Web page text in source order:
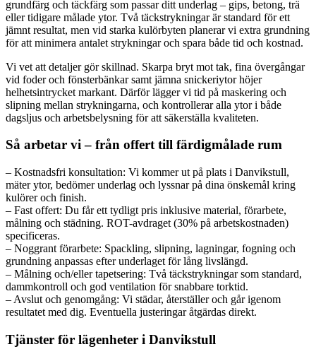
grundfärg och täckfärg som passar ditt underlag – gips, betong, trä
eller tidigare målade ytor. Två täckstrykningar är standard för ett
jämnt resultat, men vid starka kulörbyten planerar vi extra grundning
för att minimera antalet strykningar och spara både tid och kostnad.
Vi vet att detaljer gör skillnad. Skarpa bryt mot tak, fina övergångar
vid foder och fönsterbänkar samt jämna snickeriytor höjer
helhetsintrycket markant. Därför lägger vi tid på maskering och
slipning mellan strykningarna, och kontrollerar alla ytor i både
dagsljus och arbetsbelysning för att säkerställa kvaliteten.
Så arbetar vi – från offert till färdigmålade rum
– Kostnadsfri konsultation: Vi kommer ut på plats i Danvikstull,
mäter ytor, bedömer underlag och lyssnar på dina önskemål kring
kulörer och finish.
– Fast offert: Du får ett tydligt pris inklusive material, förarbete,
målning och städning. ROT-avdraget (30% på arbetskostnaden)
specificeras.
– Noggrant förarbete: Spackling, slipning, lagningar, fogning och
grundning anpassas efter underlaget för lång livslängd.
– Målning och/eller tapetsering: Två täckstrykningar som standard,
dammkontroll och god ventilation för snabbare torktid.
– Avslut och genomgång: Vi städar, återställer och går igenom
resultatet med dig. Eventuella justeringar åtgärdas direkt.
Tjänster för lägenheter i Danvikstull